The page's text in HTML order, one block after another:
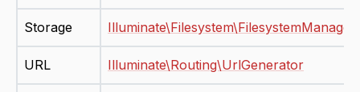
Storage Illuminate\Filesystem\FilesystemManager
URL Illuminate\Routing\UrlGenerator